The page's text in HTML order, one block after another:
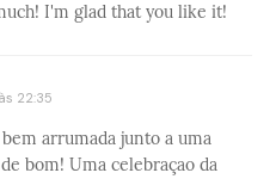
I'm glad that you like it!
22:35
arrumada junto a uma
bom! Uma celebraçao da